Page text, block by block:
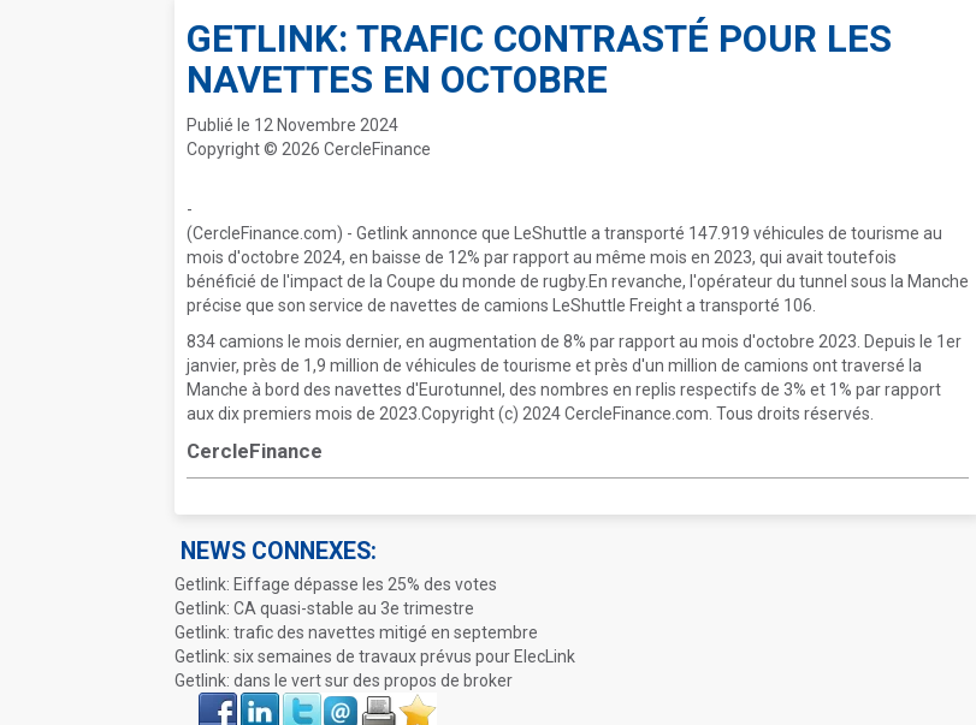
GETLINK: TRAFIC CONTRASTÉ POUR LES
NAVETTES EN OCTOBRE
Publié le 12 Novembre 2024
Copyright © 2026 CercleFinance
-
(CercleFinance.com) - Getlink annonce que LeShuttle a transporté 147.919 véhicules de tourisme au
mois d'octobre 2024, en baisse de 12% par rapport au même mois en 2023, qui avait toutefois
bénéficié de l'impact de la Coupe du monde de rugby.En revanche, l'opérateur du tunnel sous la Manche
précise que son service de navettes de camions LeShuttle Freight a transporté 106.
834 camions le mois dernier, en augmentation de 8% par rapport au mois d'octobre 2023. Depuis le 1er
janvier, près de 1,9 million de véhicules de tourisme et près d'un million de camions ont traversé la
Manche à bord des navettes d'Eurotunnel, des nombres en replis respectifs de 3% et 1% par rapport
aux dix premiers mois de 2023.Copyright (c) 2024 CercleFinance.com. Tous droits réservés.
CercleFinance
NEWS CONNEXES:
Getlink: Eiffage dépasse les 25% des votes
Getlink: CA quasi-stable au 3e trimestre
Getlink: trafic des navettes mitigé en septembre
Getlink: six semaines de travaux prévus pour ElecLink
Getlink: dans le vert sur des propos de broker
Face
book
LinkIn Twitter Envoyer ImprimerFavoris